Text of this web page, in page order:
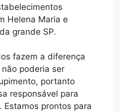
Helena Maria e
grande SP.
fazem a diferença
poderia ser
portanto
responsável para
Estamos prontos para